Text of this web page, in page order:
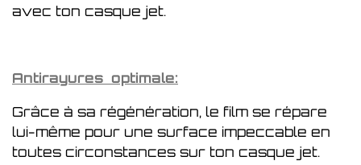
avec ton casque jet.
Antirayures optimale:
Grâce à sa régénération, le film se répare
lui-même pour une surface impeccable en
toutes circonstances sur ton casque jet.